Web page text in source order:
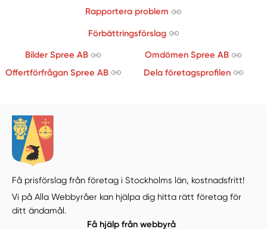
Rapportera problem
Förbättringsförslag
Bilder Spree AB
Omdömen Spree AB
Offertförfrågan Spree AB
Dela företagsprofilen
Få prisförslag från företag i Stockholms län, kostnadsfritt!
Vi på Alla Webbyråer kan hjälpa dig hitta rätt företag för
ditt ändamål.
Få hjälp från webbyrå